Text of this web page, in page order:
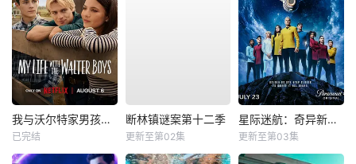
我与沃尔特家男孩的生活第三季
已完结
断林镇谜案第十二季
更新至第02集
星际迷航：奇异新世界第四季
更新至第03集